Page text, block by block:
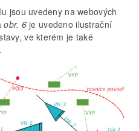
jsou uvedeny na webových
obr. 6je uvedeno ilustrační
ve kterém je také